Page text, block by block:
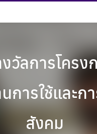
ลการโครง
ารใช้และก
สังคม